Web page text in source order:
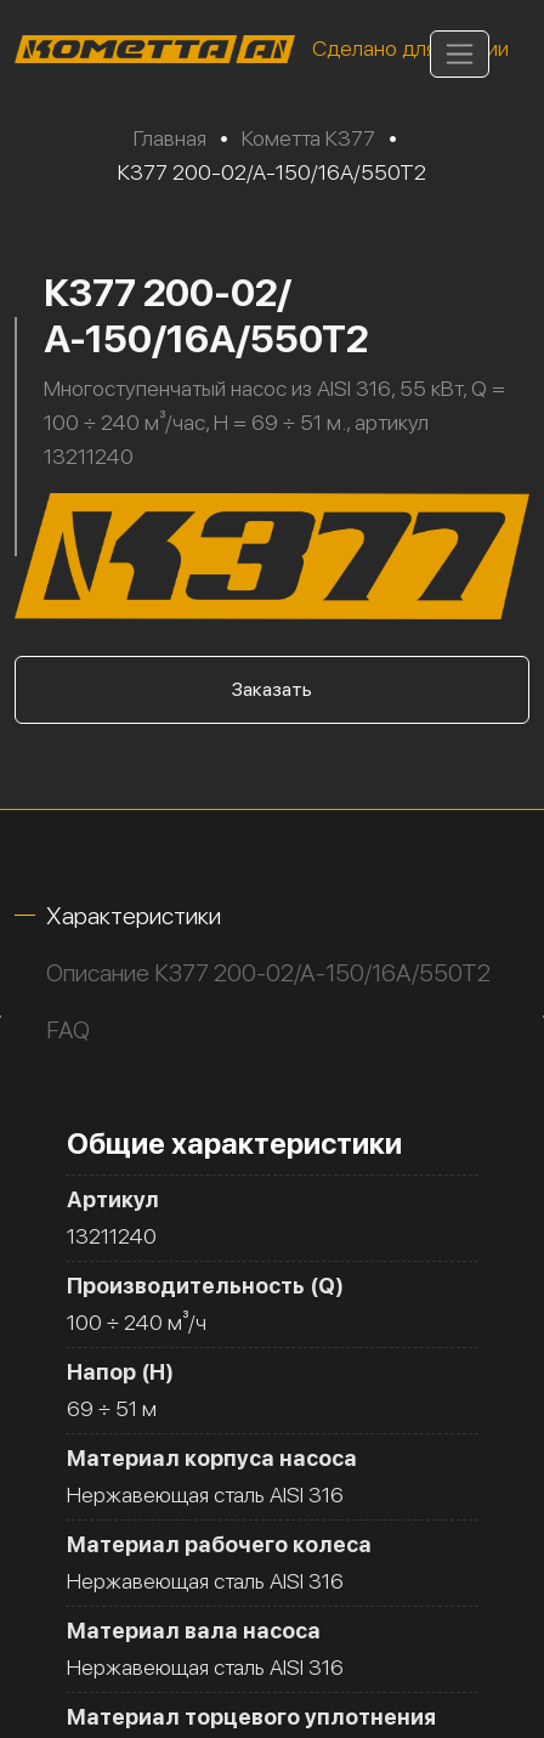
Сделано для России
Главная • Кометта К377
•
К377 200-02/А-150/16А/550Т2
К377 200-02/
А-150/16А/550Т2
Многоступенчатый насос из AISI 316, 55 кВт, Q =
100 ÷ 240 м³/час, H = 69 ÷ 51 м., артикул
13211240
Заказать
Характеристики
Описание К377 200-02/А-150/16А/550Т2
FAQ
Общие характеристики
Артикул
13211240
Производительность (Q)
100 ÷ 240 м³/ч
Напор (H)
69 ÷ 51 м
Материал корпуса насоса
Нержавеющая сталь AISI 316
Материал рабочего колеса
Нержавеющая сталь AISI 316
Материал вала насоса
Нержавеющая сталь AISI 316
Материал торцевого уплотнения